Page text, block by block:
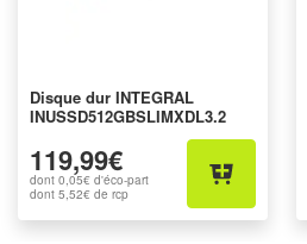
Disque dur INTEGRAL
INUSSD512GBSLIMXDL3.2
119,99€
dont 0,05€ d'éco-part
dont 5,52€ de rcp